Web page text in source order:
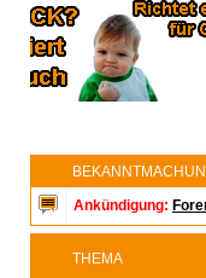
Ankündigung:
THEMA